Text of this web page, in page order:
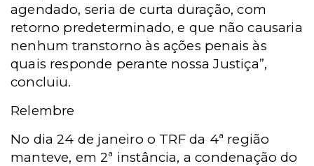
agendado, seria de curta duração, com
retorno predeterminado, e que não causaria
nenhum transtorno às ações penais às
quais responde perante nossa Justiça”,
concluiu.
Relembre
No dia 24 de janeiro o TRF da 4ª região
manteve, em 2ª instância, a condenação do